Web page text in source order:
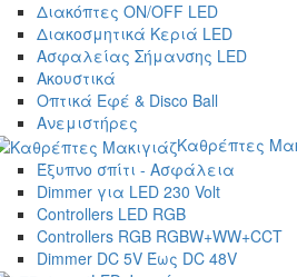
Διακόπτες ON/OFF LED
Διακοσμητικά Κεριά LED
Ασφαλείας Σήμανσης LED
Ακουστικά
Οπτικά Εφέ & Disco Ball
Ανεμιστήρες
Καθρέπτες
Έξυπνο σπίτι - Ασφάλεια
Dimmer για LED 230 Volt
Controllers LED RGB
Controllers RGB RGBW+WW+CCT
Dimmer DC 5V Έως DC 48V